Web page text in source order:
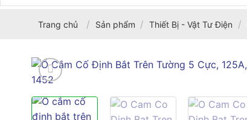
Trang chủ / Sản phẩm / Thiết Bị - Vật Tư Điện /